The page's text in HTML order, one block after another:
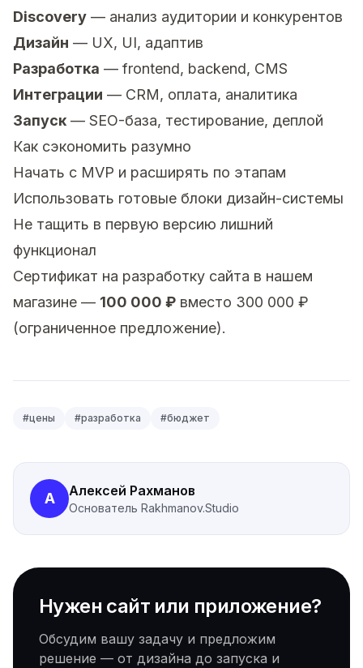
Discovery — анализ аудитории и конкурентов
Дизайн — UX, UI, адаптив
Разработка — frontend, backend, CMS
Интеграции — CRM, оплата, аналитика
Запуск — SEO-база, тестирование, деплой
Как сэкономить разумно
Начать с MVP и расширять по этапам
Использовать готовые блоки дизайн-системы
Не тащить в первую версию лишний
функционал
Сертификат на разработку сайта в нашем
магазине — 100 000 ₽ вместо 300 000 ₽
(ограниченное предложение).
#цены #разработка #бюджет
А Алексей Рахманов
Основатель Rakhmanov.Studio
Нужен сайт или приложение?
Обсудим вашу задачу и предложим
решение — от дизайна до запуска и